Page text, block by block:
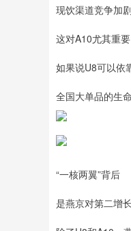
现饮渠道竞争加
这对A10尤其重要
如果说U8可以依
全国大单品的生
“一核两翼”背后
是燕京对第二增